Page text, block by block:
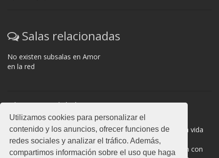
Utilizamos cookies para personalizar el
contenido y los anuncios, ofrecer funciones de
redes sociales y analizar el tráfico. Además,
compartimos información sobre el uso que haga
Salas relacionadas
No existen subsalas en Amor
en la red
Normas del chat
#Amor en la red es una sala donde participan cientos de
personas. Mantén la educación y compórtate como en la vida
real. La privacidad de los usuarios es muy importante, no
facilites información de terceros. Todas las salas cuentan con